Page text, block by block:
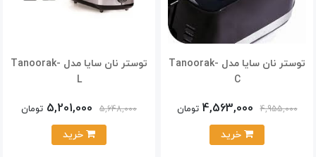
توستر نان سایا مدل Tanoorak-
C
4,955,000
4,563,000 تومان
توستر نان سایا مدل Tanoorak-
L
5,648,000
5,201,000 تومان